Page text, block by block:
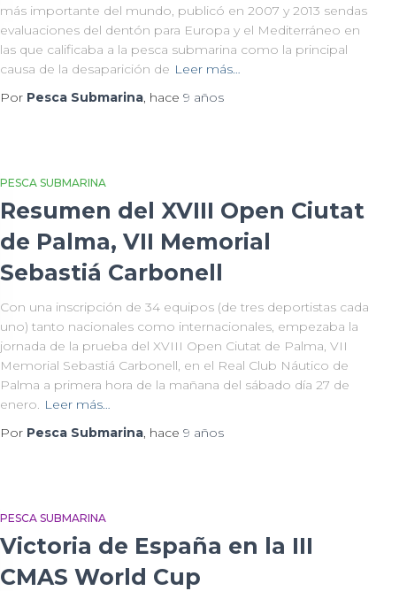
más importante del mundo, publicó en 2007 y 2013 sendas
evaluaciones del dentón para Europa y el Mediterráneo en
las que calificaba a la pesca submarina como la principal
causa de la desaparición de Leer más…
Por Pesca Submarina, hace 9 años
PESCA SUBMARINA
Resumen del XVIII Open Ciutat
de Palma, VII Memorial
Sebastiá Carbonell
Con una inscripción de 34 equipos (de tres deportistas cada
uno) tanto nacionales como internacionales, empezaba la
jornada de la prueba del XVIII Open Ciutat de Palma, VII
Memorial Sebastiá Carbonell, en el Real Club Náutico de
Palma a primera hora de la mañana del sábado día 27 de
enero. Leer más…
Por Pesca Submarina, hace 9 años
PESCA SUBMARINA
Victoria de España en la III
CMAS World Cup